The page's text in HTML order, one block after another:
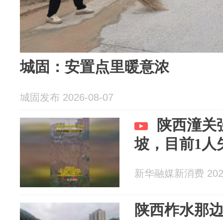
城固：安置点里暖意浓
城固发布 2026-08-07
陕西潼关
坡，目前1人
新华融媒新消费
陕西柞水那